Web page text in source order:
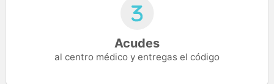
Acudes
al centro médico y entregas el código